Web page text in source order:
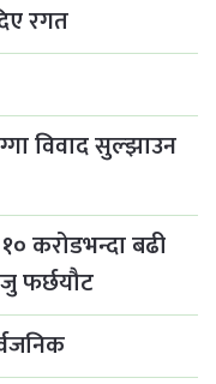
रगत
विवाद सुल्झाउन
करोडभन्दा बढी
फर्छयौट